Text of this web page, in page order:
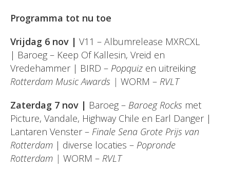
Programma tot nu toe
Vrijdag 6 nov | V11 – Albumrelease MXRCXL
| Baroeg – Keep Of Kallesin, Vreid en
Vredehammer | BIRD – Popquiz en uitreiking
Rotterdam Music Awards | WORM – RVLT
Zaterdag 7 nov | Baroeg – Baroeg Rocks met
Picture, Vandale, Highway Chile en Earl Danger |
Lantaren Venster – Finale Sena Grote Prijs van
Rotterdam | diverse locaties – Popronde
Rotterdam | WORM – RVLT